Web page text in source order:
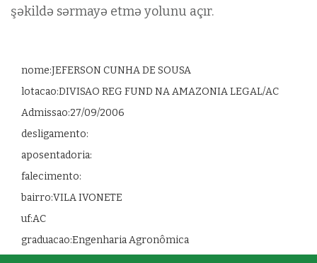
şəkildə sərmayə etmə yolunu açır.
nome:JEFERSON CUNHA DE SOUSA
lotacao:DIVISAO REG FUND NA AMAZONIA LEGAL/AC
Admissao:27/09/2006
desligamento:
aposentadoria:
falecimento:
bairro:VILA IVONETE
uf:AC
graduacao:Engenharia Agronômica